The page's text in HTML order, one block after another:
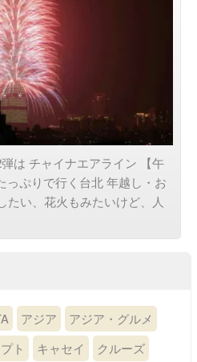
は チャイナエアライン 【午
っぷりで行く台北 年越し・お
たい、花火もみたいけど、人
アジア
アジア・グルメ
ト キャセイ
クルーズ